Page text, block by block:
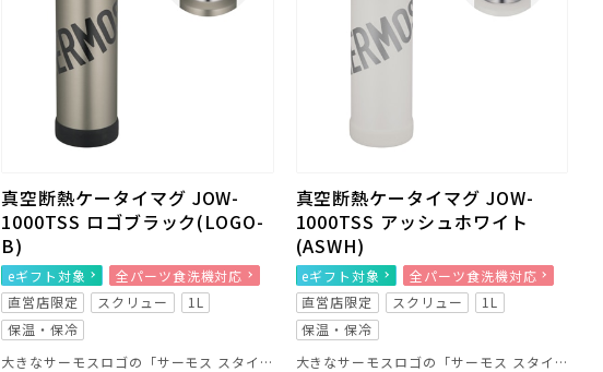
真空断熱ケータイマグ JOW-
1000TSS ロゴブラック(LOGO-
B)
eギフト対象
全パーツ食洗機対応
直営店限定
スクリュー
1L
保温・保冷
大きなサーモスロゴの「サーモス スタイリングシリーズ LOGO」
真空断熱ケータイマグ JOW-
1000TSS アッシュホワイト
(ASWH)
eギフト対象
全パーツ食洗機対応
直営店限定
スクリュー
1L
保温・保冷
大きなサーモスロゴの「サーモス スタイリングシリーズ LOGO」